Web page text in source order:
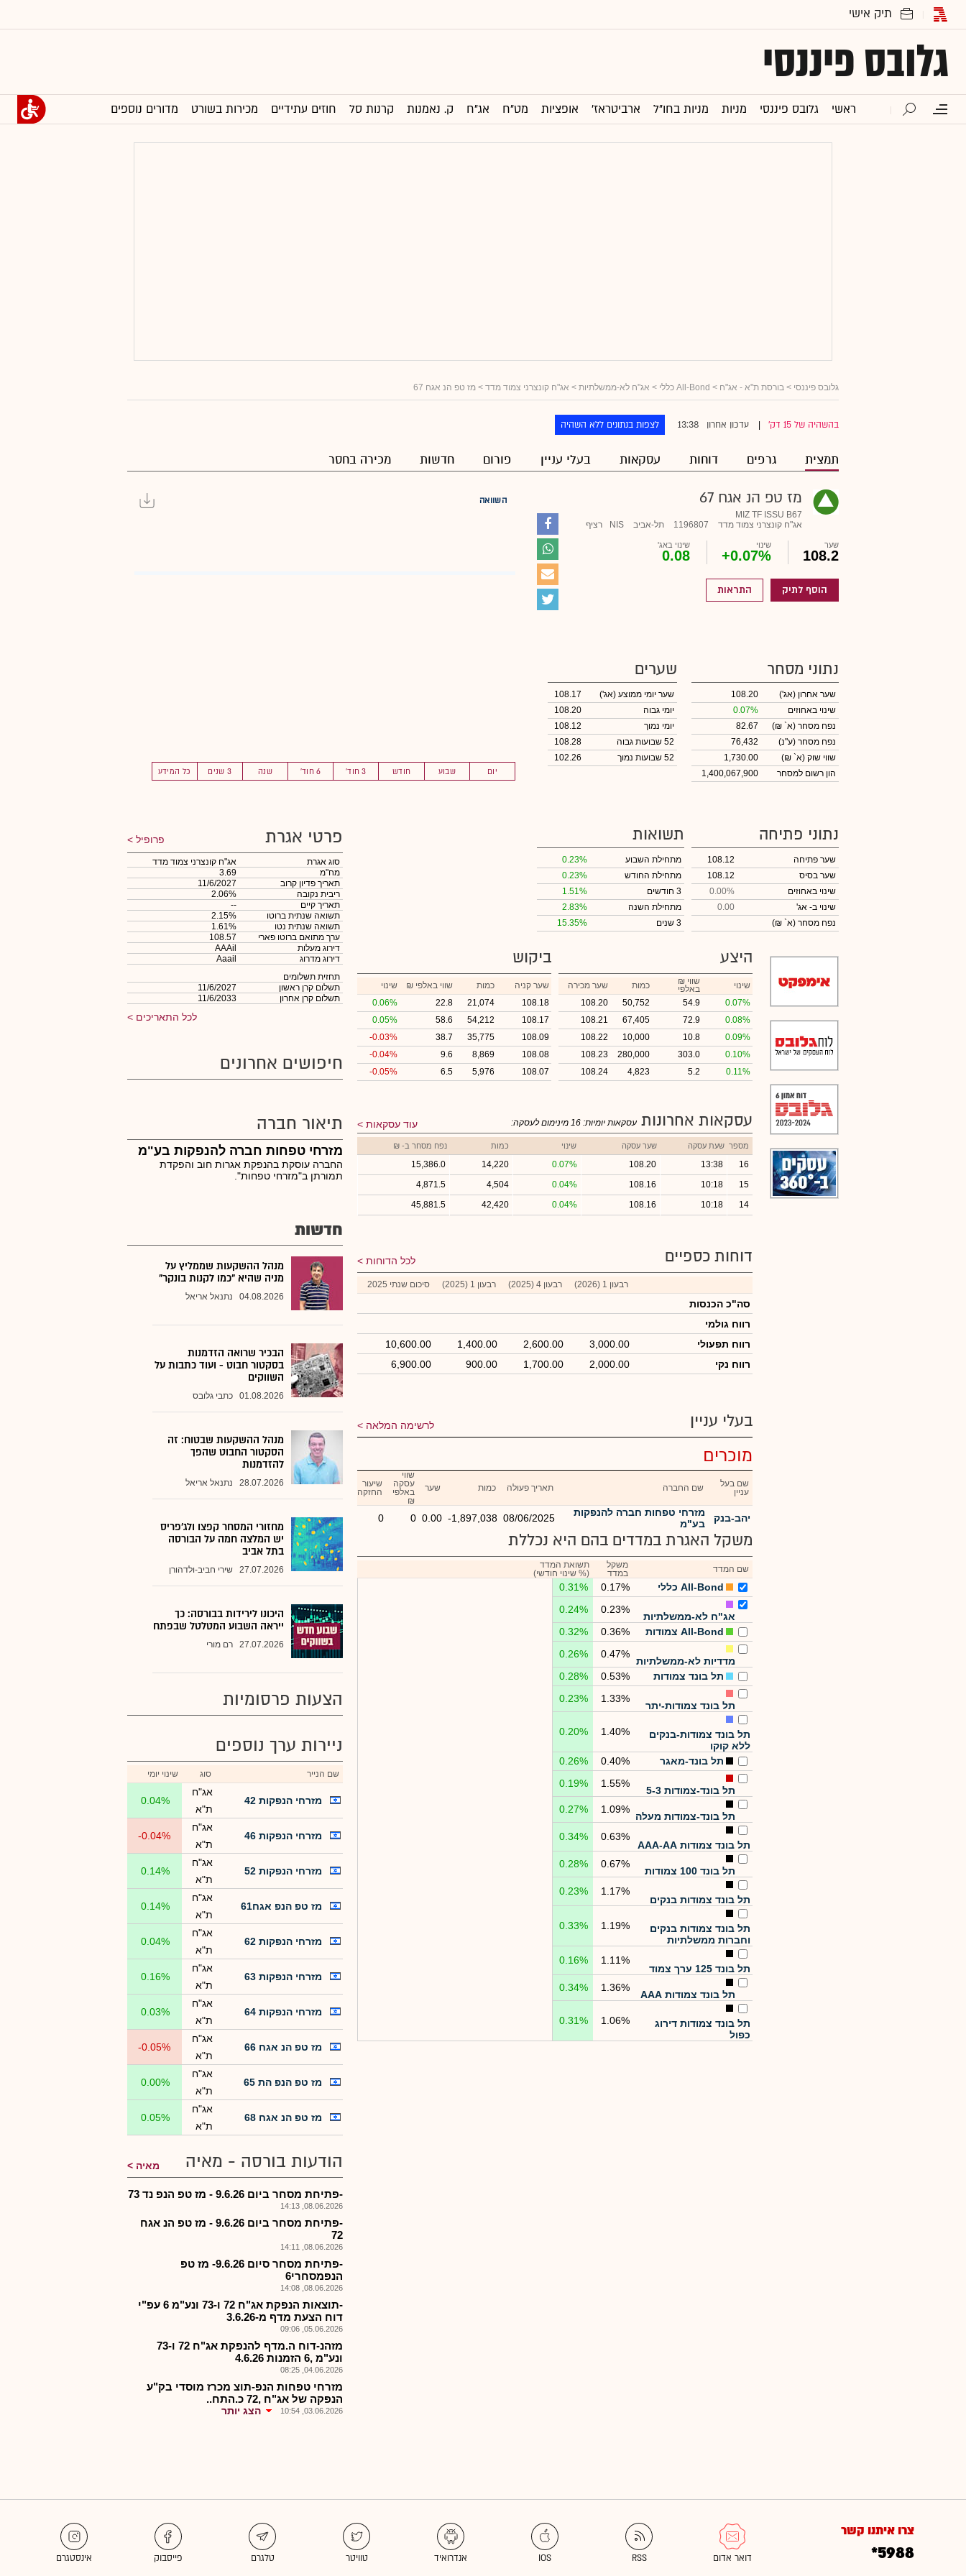
גלובס פיננסי
ראשי גלובס פיננסי מניות מניות בחו"ל ארביטראז' אופציות מט"ח אג"ח ק. נאמנות קרנות סל חוזים עתידיים מכירות בשורט מדורים נוספים
גלובס פיננסי > בורסת ת"א - אג"ח > All-Bond כללי > אג"ח לא-ממשלתיות > אג"ח קונצרני צמוד מדד > מז טפ הנ אגח 67
בהשהיה של 15 דק' עדכון אחרון 13:38 לצפות בנתונים ללא השהיה
תמצית גרפים דוחות עסקאות בעלי עניין פורום חדשות מכירה בחסר
מז טפ הנ אגח 67
MIZ TF ISSU B67
אג"ח קונצרני צמוד מדד
1196807 תל-אביב NIS רציף
שער
108.2
שינוי
+0.07%
שינוי באג'
0.08
הוסף לתיק התראות
השוואה
יום שבוע חודש 3 חוד' 6 חוד' שנה 3 שנים כל המידע
נתוני מסחר
שער אחרון (אג')
108.20
שינוי באחוזים
0.07%
נפח מסחר (א` ₪)
82.67
נפח מסחר (ע"נ)
76,432
שווי שוק (א` ₪)
1,730.00
הון רשום למסחר
1,400,067,900
שערים
שער יומי ממוצע (אג')
108.17
יומי גבוה
108.20
יומי נמוך
108.12
52 שבועות גבוה
108.28
52 שבועות נמוך
102.26
נתוני פתיחה
שער פתיחה
108.12
שער בסיס
108.12
שינוי באחוזים
0.00%
שינוי ב- אג'
0.00
נפח מסחר (א` ₪)
תשואות
מתחילת השבוע
0.23%
מתחילת החודש
0.23%
3 חודשים
1.51%
מתחילת השנה
2.83%
3 שנים
15.35%
היצע
שינוי ₪ שווי
באלפי כמות
שער מכירה
0.07%
54.9
50,752
108.20
0.08%
72.9
67,405
108.21
0.09%
10.8
10,000
108.22
0.10%
303.0
280,000
108.23
0.11%
5.2
4,823
108.24
ביקוש
שער קניה כמות ₪ שווי באלפי
שינוי
108.18
21,074
22.8
0.06%
108.17
54,212
58.6
0.05%
108.09
35,775
38.7
-0.03%
108.08
8,869
9.6
-0.04%
108.07
5,976
6.5
-0.05%
עסקאות אחרונות עוד עסקאות עסקאות יומיות: 16 מינימום לעסקה:
מספר שעת עסקה שער עסקה שינוי כמות נפח מסחר ב- ₪
16
13:38
108.20
0.07%
14,220
15,386.0
15
10:18
108.16
0.04%
4,504
4,871.5
14
10:18
108.16
0.04%
42,420
45,881.5
דוחות כספיים לכל הדוחות
רבעון 1 (2026) רבעון 4 (2025) רבעון 1 (2025) סיכום שנתי 2025
סה"כ הכנסות
רווח גולמי
רווח תפעולי
3,000.00
2,600.00
1,400.00
10,600.00
רווח נקי
2,000.00
1,700.00
900.00
6,900.00
בעלי עניין לרשימה המלאה
מוכרים
שם בעל
עניין
שם החברה תאריך פעולה כמות שער
שווי
עסקה
באלפי
₪
שיעור
החזקה
יהב-בנק
מזרחי טפחות חברה להנפקות
בע"מ
08/06/2025
-1,897,038
0.00
0
0
משקל האגרת במדדים בהם היא נכללת
שם המדד
משקל
במדד
תשואת המדד
(% שינוי חודשי)
All-Bond כללי 0.17%
0.31%
אג"ח לא-ממשלתיות
0.23%
0.24%
All-Bond צמודות
0.36%
0.32%
מדדיות לא-ממשלתיות
0.47%
0.26%
תל בונד צמודות
0.53%
0.28%
תל בונד צמודות-יתר
1.33%
0.23%
תל בונד צמודות-בנקים
ללא קוקו
1.40%
0.20%
תל בונד-מאגר 0.40%
0.26%
תל בונד-צמודות 5-3
1.55%
0.19%
תל בונד-צמודות מעלה
1.09%
0.27%
תל בונד צמודות AAA-AA
0.63%
0.34%
תל בונד 100 צמודות
0.67%
0.28%
תל בונד צמודות בנקים
1.17%
0.23%
תל בונד צמודות בנקים
וחברות ממשלתיות
1.19%
0.33%
תל בונד 125 ערך צמוד
1.11%
0.16%
תל בונד צמודות AAA
1.36%
0.34%
תל בונד צמודות דירוג
כפול
1.06%
0.31%
פרטי אגרת פרופיל
סוג אגרת
אג"ח קונצרני צמוד מדד
מח"מ
3.69
תאריך פדיון קרוב
11/6/2027
ריבית נקובה
2.06%
תאריך קיים
--
תשואה שנתית ברוטו
2.15%
תשואה שנתית נטו
1.61%
ערך מתואם ברוטו פארי
108.57
דירוג מעלות
AAAil
דירוג מדרוג
Aaail
תחזית תשלומים
תשלום קרן ראשון
11/6/2027
תשלום קרן אחרון
11/6/2033
לכל התאריכים
חיפושים אחרונים
תיאור חברה
מזרחי טפחות חברה להנפקות בע"מ
החברה עוסקת בהנפקת אגרות חוב והפקדת
תמורתן ב"מזרחי טפחות".
חדשות
מנהל ההשקעות שממליץ על
מניה שהיא "כמו לקנות בונקר"
04.08.2026 נתנאל אריאל
הבכיר שרואה הזדמנות
בסקטור חבוט - ועוד כתבות על
השווקים
01.08.2026 כתבי גלובס
מנהל ההשקעות שבטוח: זה
הסקטור החבוט שהפך
להזדמנות
28.07.2026 נתנאל אריאל
מחזורי המסחר קפצו ולג'פריס
יש המלצה חמה על הבורסה
בתל אביב
27.07.2026 שירי חביב-ולדהורן
היכונו לירידות בבורסה: כך
ייראה השבוע המטלטל שבפתח
27.07.2026 רם מורי
הצעות פרסומיות
ניירות ערך נוספים
שם הנייר סוג שינוי יומי
מזרחי הנפקות 42
אג"ח
ת"א
0.04%
מזרחי הנפקות 46
אג"ח
ת"א
-0.04%
מזרחי הנפקות 52
אג"ח
ת"א
0.14%
מז טפ הנפ אגח61
אג"ח
ת"א
0.14%
מזרחי הנפקות 62
אג"ח
ת"א
0.04%
מזרחי הנפקות 63
אג"ח
ת"א
0.16%
מזרחי הנפקות 64
אג"ח
ת"א
0.03%
מז טפ הנ אגח 66
אג"ח
ת"א
-0.05%
מז טפ הנפ הת 65
אג"ח
ת"א
0.00%
מז טפ הנ אגח 68
אג"ח
ת"א
0.05%
הודעות בורסה - מאיה מאיה
-פתיחת מסחר ביום 9.6.26 - מז טפ הנפ נד 73
08.06.2026, 14:13
-פתיחת מסחר ביום 9.6.26 - מז טפ הנ אגח
72
08.06.2026, 14:11
-פתיחת מסחר סיום 9.6.26- מז טפ
הנפמסחרי6
08.06.2026, 14:08
-תוצאות הנפקת אג"ח 72 ו-73 ונע"מ 6 עפ"י
דוח הצעת מדף מ-3.6.26
05.06.2026, 09:06
מזהנ-דוח ה.מדף להנפקת אג"ח 72 ו-73
ונע"מ ,6 הזמנות 4.6.26
04.06.2026, 08:25
מזרחי טפחות הנפ-תוצ מכרז מוסדי בק"ע
הנפקה של אג"ח ,72 כ.התח..
03.06.2026, 10:54 הצג יותר
צרו איתנו קשר
*5988